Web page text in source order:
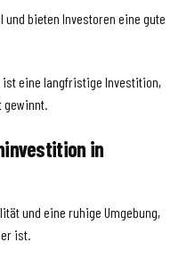
bieten Investoren eine gute
ist eine langfristige Investition,
gewinnt.
in
und eine ruhige Umgebung,
ist.